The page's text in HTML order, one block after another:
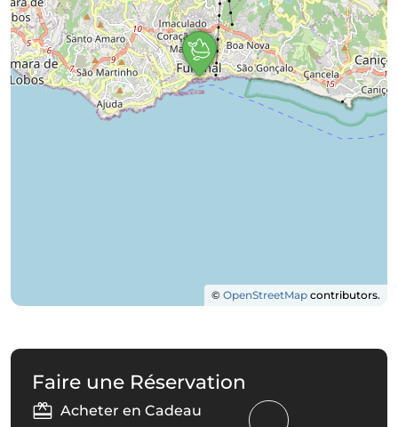
© OpenStreetMap contributors.
Faire une Réservation
Acheter en Cadeau